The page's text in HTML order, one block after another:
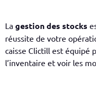
La gestion des stocks
réussite de votre
caisse Clictill est équipé
l’inventaire et voir les